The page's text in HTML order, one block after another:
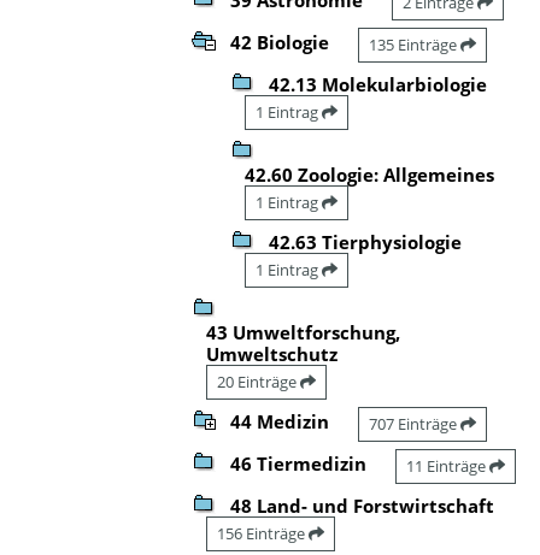
42 Biologie 135 Einträge
42.13 Molekularbiologie
1 Eintrag
42.60 Zoologie: Allgemeines
1 Eintrag
42.63 Tierphysiologie
1 Eintrag
43 Umweltforschung,
Umweltschutz
20 Einträge
44 Medizin 707 Einträge
46 Tiermedizin 11 Einträge
48 Land- und Forstwirtschaft
156 Einträge